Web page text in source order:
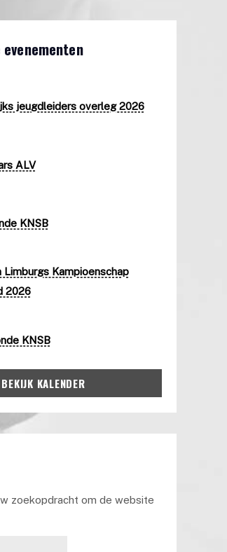
jeugdleiders overleg 2026
ALV
KNSB
Limburgs Kampioenschap
2026
KNSB
BEKIJK KALENDER
zoekopdracht om de website